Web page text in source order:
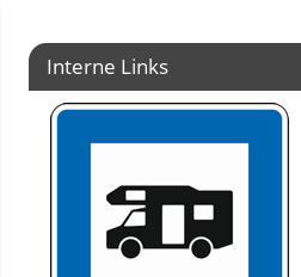
Interne Links